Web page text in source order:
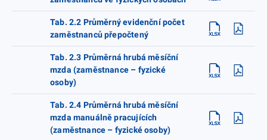
Tab. 2.2 Průměrný evidenční počet
zaměstnanců přepočtený
Tab. 2.3 Průměrná hrubá měsíční
mzda (zaměstnance – fyzické
osoby)
Tab. 2.4 Průměrná hrubá měsíční
mzda manuálně pracujících
(zaměstnance – fyzické osoby)